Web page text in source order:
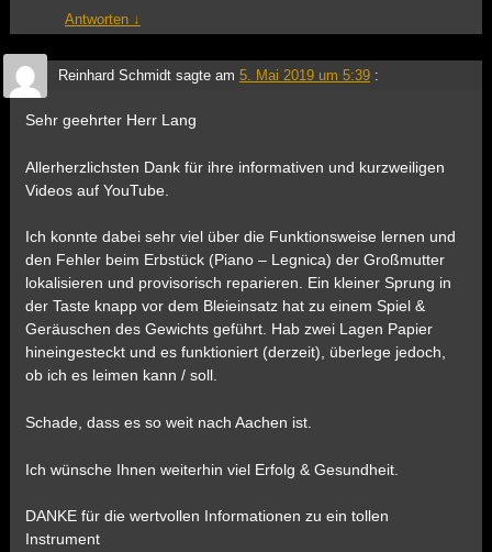
Antworten ↓
Reinhard Schmidtsagte am 5. Mai 2019 um 5:39 :
Sehr geehrter Herr Lang
Allerherzlichsten Dank für ihre informativen und kurzweiligen
Videos auf YouTube.
Ich konnte dabei sehr viel über die Funktionsweise lernen und
den Fehler beim Erbstück (Piano – Legnica) der Großmutter
lokalisieren und provisorisch reparieren. Ein kleiner Sprung in
der Taste knapp vor dem Bleieinsatz hat zu einem Spiel &
Geräuschen des Gewichts geführt. Hab zwei Lagen Papier
hineingesteckt und es funktioniert (derzeit), überlege jedoch,
ob ich es leimen kann / soll.
Schade, dass es so weit nach Aachen ist.
Ich wünsche Ihnen weiterhin viel Erfolg & Gesundheit.
DANKE für die wertvollen Informationen zu ein tollen
Instrument